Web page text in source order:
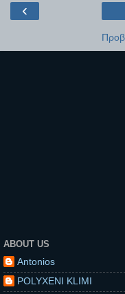
‹
ABOUT US
Antonios
POLYXENI KLIMI